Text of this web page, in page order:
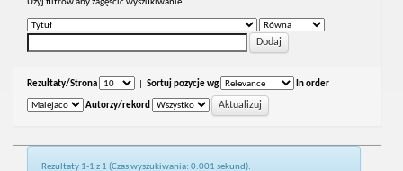
Uzyj filtrów aby zagęścić wyszukiwanie.
Rezultaty/Strona Sortuj pozycje wg In order
Autorzy/rekord
Rezultaty 1-1 z 1 (Czas wyszukiwania: 0.001 sekund).